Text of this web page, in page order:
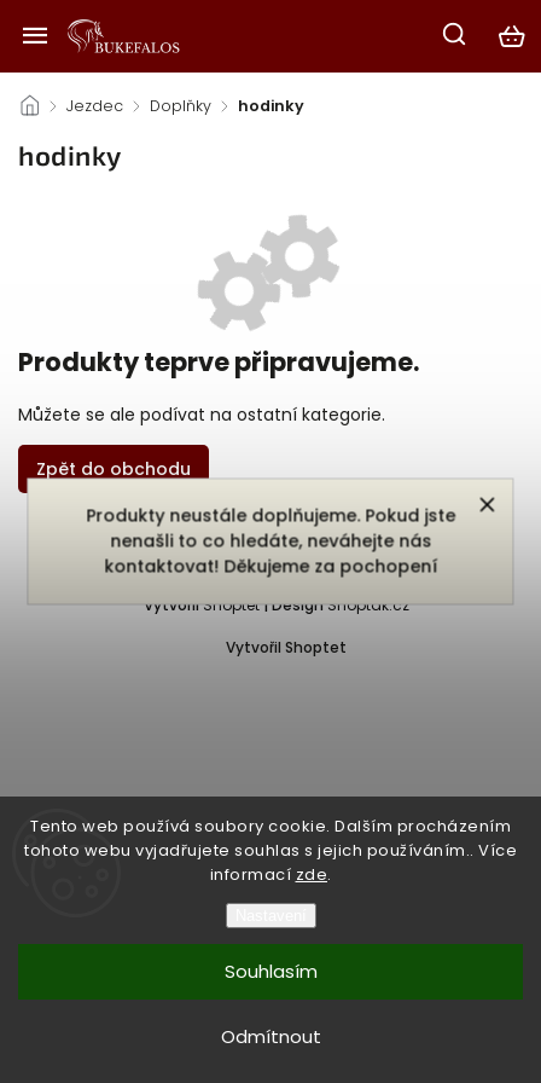
Tento web používá soubory cookie. Dalším procházením
tohoto webu vyjadřujete souhlas s jejich používáním.. Více
informací zde.
Odmítnout
Souhlasím
Produkty neustále doplňujeme. Pokud jste
nenašli to co hledáte, neváhejte nás
kontaktovat! Děkujeme za pochopení
/ Jezdec / Doplňky / hodinky
hodinky
Produkty teprve připravujeme.
Můžete se ale podívat na ostatní kategorie.
Zpět do obchodu
Vytvořil Shoptet
Copyright 2026Bukefalos. Všechna práva vyhrazena.
Vytvořil Shoptet | Design Shoptak.cz